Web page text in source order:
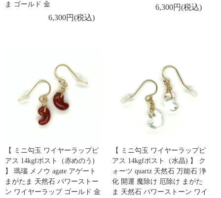
ま ゴールド 金
6,300円(税込)
6,300円(税込)
【 ミニ勾玉 ワイヤーラップピ
アス 14kgfポスト（赤めのう)
】 瑪瑙 メノウ agate アゲート
まがたま 天然石 パワーストー
ン ワイヤーラップ ゴールド 金
【 ミニ勾玉 ワイヤーラップピ
アス 14kgfポスト（水晶) 】 ク
ォーツ quartz 天然石 万能石 浄
化 開運 魔除け 厄除け まがた
ま 天然石 パワーストーン ワイ